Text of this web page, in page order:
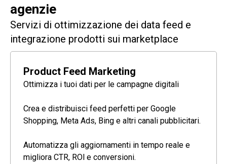
agenzie
Servizi di ottimizzazione dei data feed e
integrazione prodotti sui marketplace
Product Feed Marketing
Ottimizza i tuoi dati per le campagne digitali
Crea e distribuisci feed perfetti per Google
Shopping, Meta Ads, Bing e altri canali pubblicitari.
Automatizza gli aggiornamenti in tempo reale e
migliora CTR, ROl e conversioni.